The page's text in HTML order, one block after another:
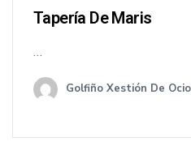
Tapería De Maris
…
Golfiño Xestión De Ocio